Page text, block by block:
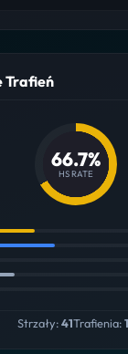
Trafień
66.7%
HS RATE
Strzały:41Trafienia: